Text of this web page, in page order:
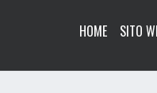
HOME SITO